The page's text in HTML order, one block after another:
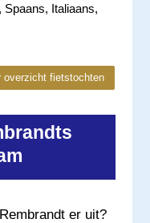
Italiaans,
overzicht fietstochten
er uit?